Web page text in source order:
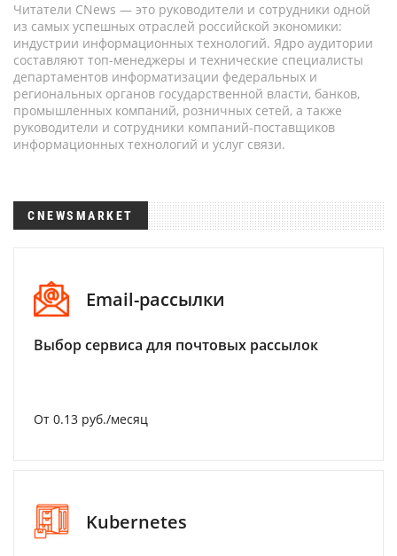
Читатели CNews — это руководители и сотрудники одной
из самых успешных отраслей российской экономики:
индустрии информационных технологий. Ядро аудитории
составляют топ-менеджеры и технические специалисты
департаментов информатизации федеральных и
региональных органов государственной власти, банков,
промышленных компаний, розничных сетей, а также
руководители и сотрудники компаний-поставщиков
информационных технологий и услуг связи.
CNEWSMARKET
Email-рассылки
Выбор сервиса для почтовых рассылок
От 0.13 руб./месяц
Kubernetes